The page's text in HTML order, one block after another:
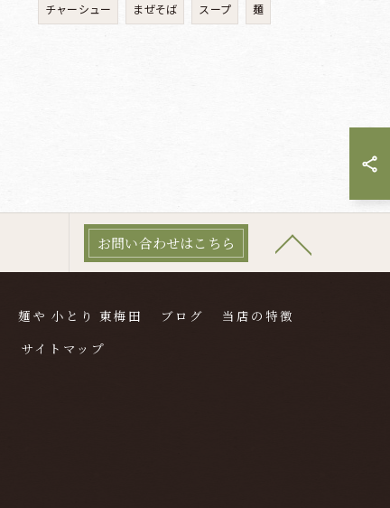
チャーシュー まぜそば スープ 麺
お問い合わせはこちら
麺や 小とり 東梅田 ブログ
当店の特徴
サイトマップ